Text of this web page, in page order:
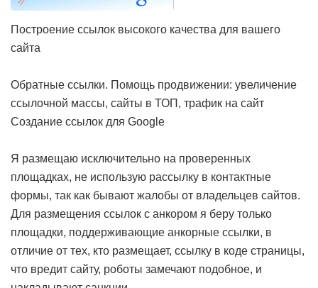
Построение ссылок высокого качества для вашего
сайта
Обратные ссылки. Помощь продвижении: увеличение
ссылочной массы, сайты в ТОП, трафик на сайт
Создание ссылок для Google
Я размещаю исключительно на проверенных
площадках, не использую рассылку в контактные
формы, так как бывают жалобы от владельцев сайтов.
Для размещения ссылок с анкором я беру только
площадки, поддерживающие анкорные ссылки, в
отличие от тех, кто размещает, ссылку в коде страницы,
что вредит сайту, роботы замечают подобное, и